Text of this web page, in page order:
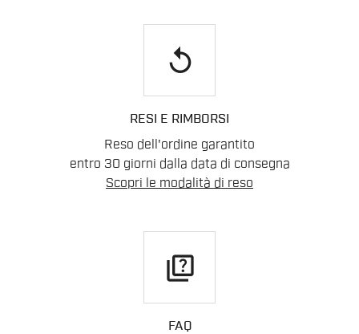
replay
RESI E RIMBORSI
Reso dell'ordine garantito
entro 30 giorni dalla data di consegna
Scopri le modalità di reso
quiz
FAQ